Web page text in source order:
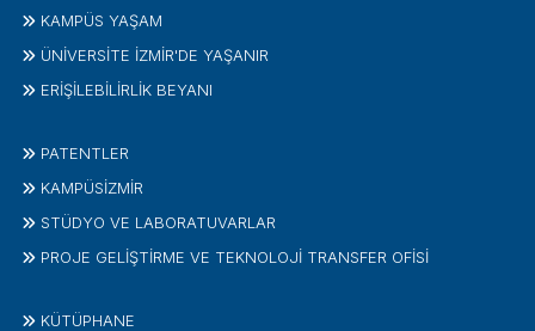
KAMPÜS YAŞAM
ÜNİVERSİTE İZMİR'DE YAŞANIR
ERİŞİLEBİLİRLİK BEYANI
PATENTLER
KAMPÜSİZMIR
STÜDYO VE LABORATUVARLAR
PROJE GELIŞTIRME VE TEKNOLOJI TRANSFER OFISI
KÜTÜPHANE